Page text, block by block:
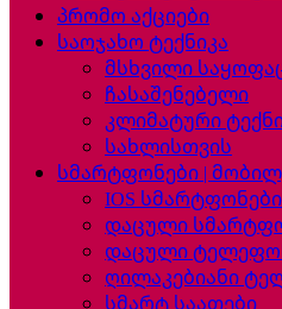
პრომო აქციები
საოჯახო ტექნიკა
მსხვილი
ჩასაშენებელი
კლიმატური
სახლისთვის
სმარტფონები |
IOS სმარტფონები
დაცული
დაცული
ღილაკებიანი
სმარტ საათები